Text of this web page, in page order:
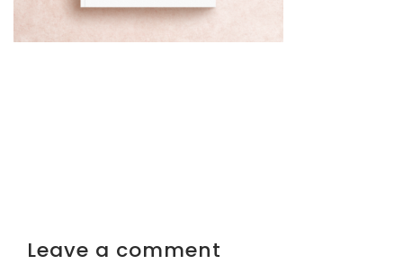
Leave a comment